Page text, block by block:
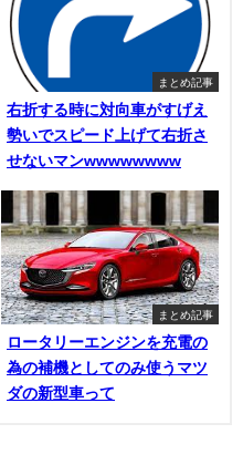
まとめ記事
右折する時に対向車がすげえ
勢いでスピード上げて右折さ
せないマンwwwwwwww
まとめ記事
ロータリーエンジンを充電の
為の補機としてのみ使うマツ
ダの新型車って